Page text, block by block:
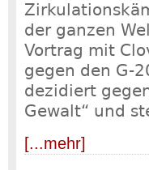
der ganzen
Vortrag mit
gegen den G-
dezidiert
Gewalt“ und
[...mehr]